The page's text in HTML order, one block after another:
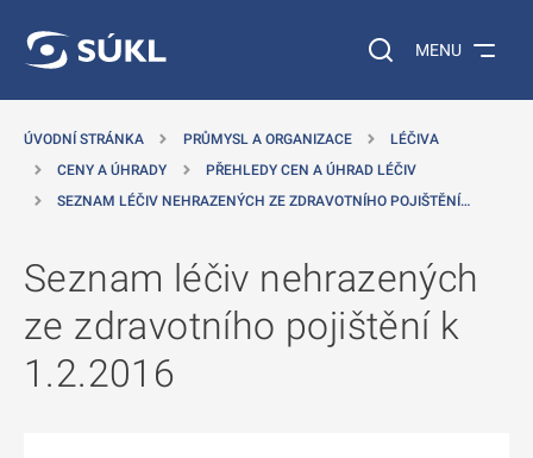
Vyhledávání na
MENU
ÚVODNÍ STRÁNKA PRŮMYSL A ORGANIZACE
LÉČIVA
CENY A ÚHRADY
PŘEHLEDY CEN A ÚHRAD LÉČIV
SEZNAM LÉČIV NEHRAZENÝCH ZE ZDRAVOTNÍHO POJIŠTĚNÍ…
Seznam léčiv nehrazených
ze zdravotního pojištění k
1.2.2016